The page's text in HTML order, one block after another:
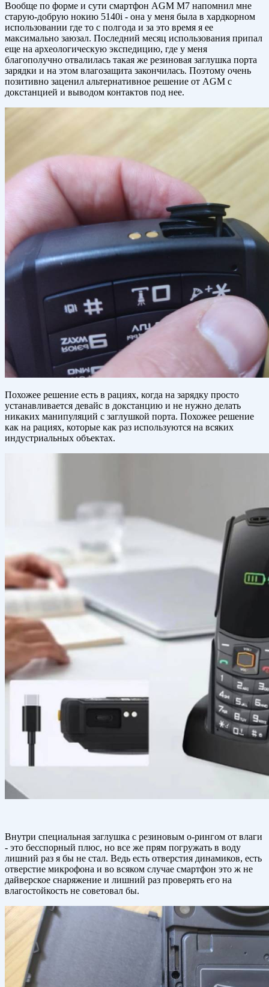
Вообще по форме и сути смартфон AGM M7 напомнил мне
старую-добрую нокию 5140i - она у меня была в хардкорном
использовании где то с полгода и за это время я ее
максимально заюзал. Последний месяц использования припал
еще на археологическую экспедицию, где у меня
благополучно отвалилась такая же резиновая заглушка порта
зарядки и на этом влагозащита закончилась. Поэтому очень
позитивно заценил альтернативное решение от AGM с
докстанцией и выводом контактов под нее.
Похожее решение есть в рациях, когда на зарядку просто
устанавливается девайс в докстанцию и не нужно делать
никаких манипуляций с заглушкой порта. Похожее решение
как на рациях, которые как раз используются на всяких
индустриальных объектах.
Внутри специальная заглушка с резиновым о-рингом от влаги
- это бесспорный плюс, но все же прям погружать в воду
лишний раз я бы не стал. Ведь есть отверстия динамиков, есть
отверстие микрофона и во всяком случае смартфон это ж не
дайверское снаряжение и лишний раз проверять его на
влагостойкость не советовал бы.